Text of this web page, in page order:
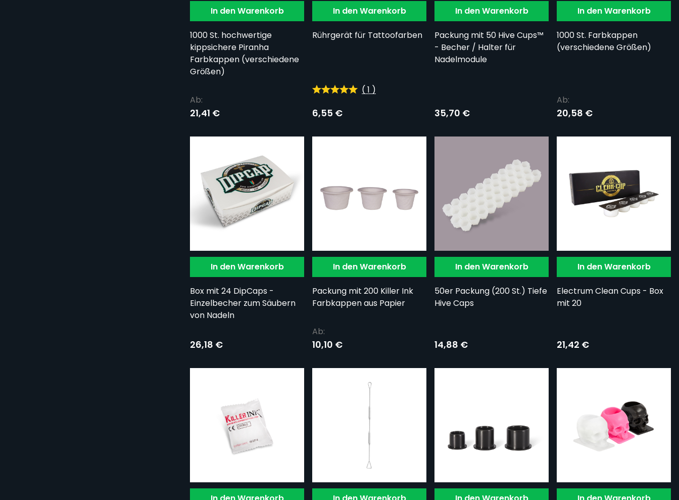
In den Warenkorb
1000 St. hochwertige
kippsichere Piranha
Farbkappen (verschiedene
Größen)
Ab:
21,41 €
In den Warenkorb
Rührgerät für Tattoofarben
( 1 )
6,55 €
In den Warenkorb
Packung mit 50 Hive Cups™
- Becher / Halter für
Nadelmodule
35,70 €
In den Warenkorb
1000 St. Farbkappen
(verschiedene Größen)
Ab:
20,58 €
In den Warenkorb
Box mit 24 DipCaps -
Einzelbecher zum Säubern
von Nadeln
26,18 €
In den Warenkorb
Packung mit 200 Killer Ink
Farbkappen aus Papier
Ab:
10,10 €
In den Warenkorb
50er Packung (200 St.) Tiefe
Hive Caps
14,88 €
In den Warenkorb
Electrum Clean Cups - Box
mit 20
21,42 €